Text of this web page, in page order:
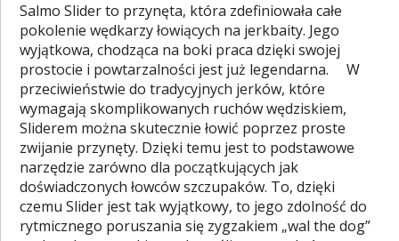
Salmo Slider to przynęta, która zdefiniowała całe
pokolenie wędkarzy łowiących na jerkbaity. Jego
wyjątkowa, chodząca na boki praca dzięki swojej
prostocie i powtarzalności jest już legendarna. W
przeciwieństwie do tradycyjnych jerków, które
wymagają skomplikowanych ruchów wędziskiem,
Sliderem można skutecznie łowić poprzez proste
zwijanie przynęty. Dzięki temu jest to podstawowe
narzędzie zarówno dla początkujących jak
doświadczonych łowców szczupaków. To, dzięki
czemu Slider jest tak wyjątkowy, to jego zdolność do
rytmicznego poruszania się zygzakiem „wal the dog”